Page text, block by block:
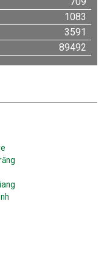
1083
3591
89492